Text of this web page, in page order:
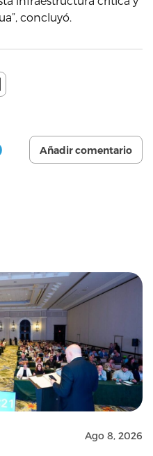
concluyó.
Añadir comentario
Ago 8, 2026